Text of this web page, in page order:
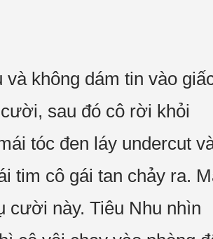
không dám tin vào
sau đó cô rời khỏi
tóc đen láy undercut
tim cô gái tan chảy ra.
cười này. Tiêu Nhu nhìn